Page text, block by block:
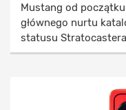
Mustang od
głównego nurtu
statusu